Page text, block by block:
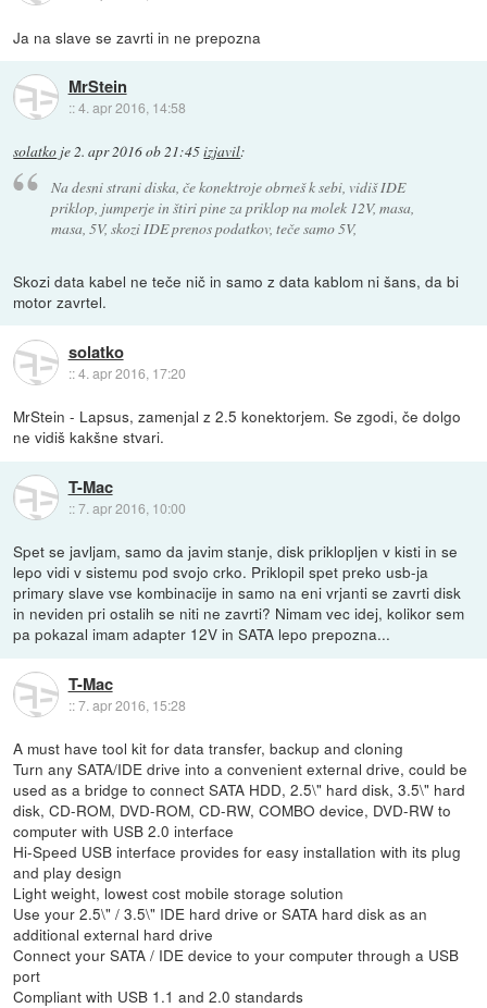
Ja na slave se zavrti in ne prepozna
MrStein
::4. apr 2016, 14:58
solatko je2. apr 2016 ob 21:45izjavil:
Na desni strani diska, če konektroje obrneš k sebi, vidiš IDE
priklop, jumperje in štiri pine za priklop na molek 12V, masa,
masa, 5V, skozi IDE prenos podatkov, teče samo 5V,
Skozi data kabel ne teče nič in samo z data kablom ni šans, da bi
motor zavrtel.
solatko
::4. apr 2016, 17:20
MrStein - Lapsus, zamenjal z 2.5 konektorjem. Se zgodi, če dolgo
ne vidiš kakšne stvari.
T-Mac
::7. apr 2016, 10:00
Spet se javljam, samo da javim stanje, disk priklopljen v kisti in se
lepo vidi v sistemu pod svojo crko. Priklopil spet preko usb-ja
primary slave vse kombinacije in samo na eni vrjanti se zavrti disk
in neviden pri ostalih se niti ne zavrti? Nimam vec idej, kolikor sem
pa pokazal imam adapter 12V in SATA lepo prepozna...
T-Mac
::7. apr 2016, 15:28
A must have tool kit for data transfer, backup and cloning
Turn any SATA/IDE drive into a convenient external drive, could be
used as a bridge to connect SATA HDD, 2.5\" hard disk, 3.5\" hard
disk, CD-ROM, DVD-ROM, CD-RW, COMBO device, DVD-RW to
computer with USB 2.0 interface
Hi-Speed USB interface provides for easy installation with its plug
and play design
Light weight, lowest cost mobile storage solution
Use your 2.5\" / 3.5\" IDE hard drive or SATA hard disk as an
additional external hard drive
Connect your SATA / IDE device to your computer through a USB
port
Compliant with USB 1.1 and 2.0 standards